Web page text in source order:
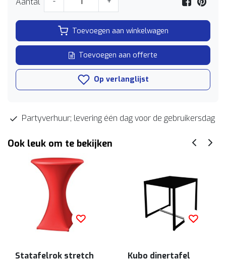
Toevoegen aan winkelwagen
Toevoegen aan offerte
Op verlanglijst
Partyverhuur; levering één dag voor de gebruikersdag
Ook leuk om te bekijken
Statafelrok stretch
Kubo dinertafel